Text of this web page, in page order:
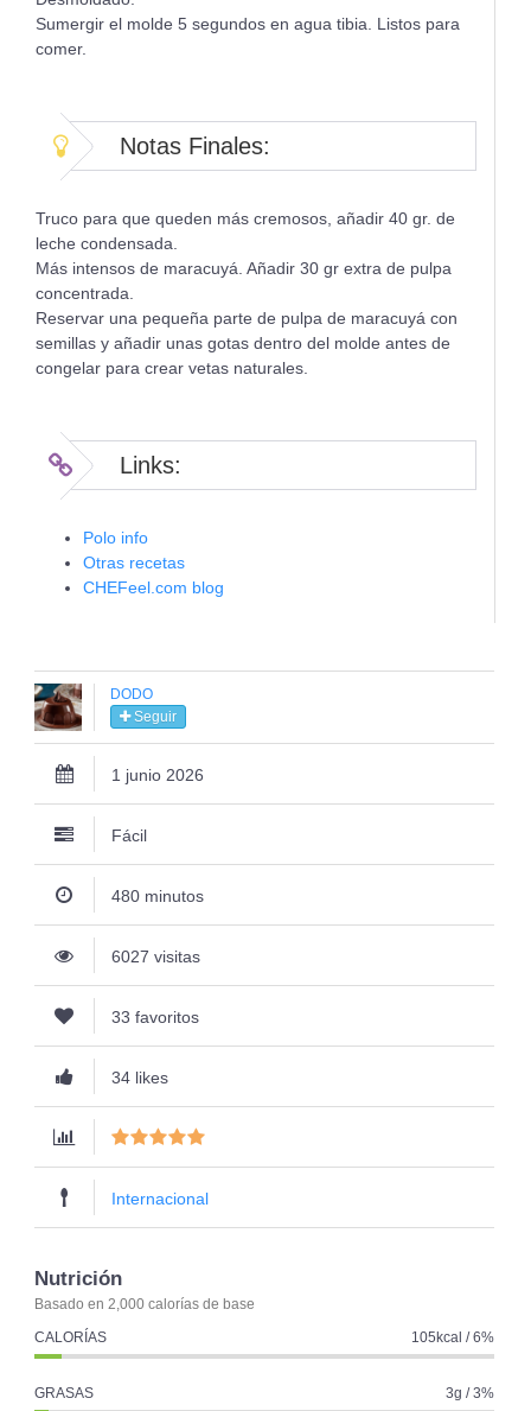
Sumergir el molde 5 segundos en agua tibia. Listos para
comer.
Notas Finales:
Truco para que queden más cremosos, añadir 40 gr. de
leche condensada.
Más intensos de maracuyá. Añadir 30 gr extra de pulpa
concentrada.
Reservar una pequeña parte de pulpa de maracuyá con
semillas y añadir unas gotas dentro del molde antes de
congelar para crear vetas naturales.
Links:
Polo info
Otras recetas
CHEFeel.com blog
DODO
Seguir
1 junio 2026
Fácil
480 minutos
6027 visitas
33 favoritos
34 likes
Internacional
Nutrición
Basado en 2,000 calorías de base
CALORÍAS
105kcal / 6%
GRASAS 3g / 3%